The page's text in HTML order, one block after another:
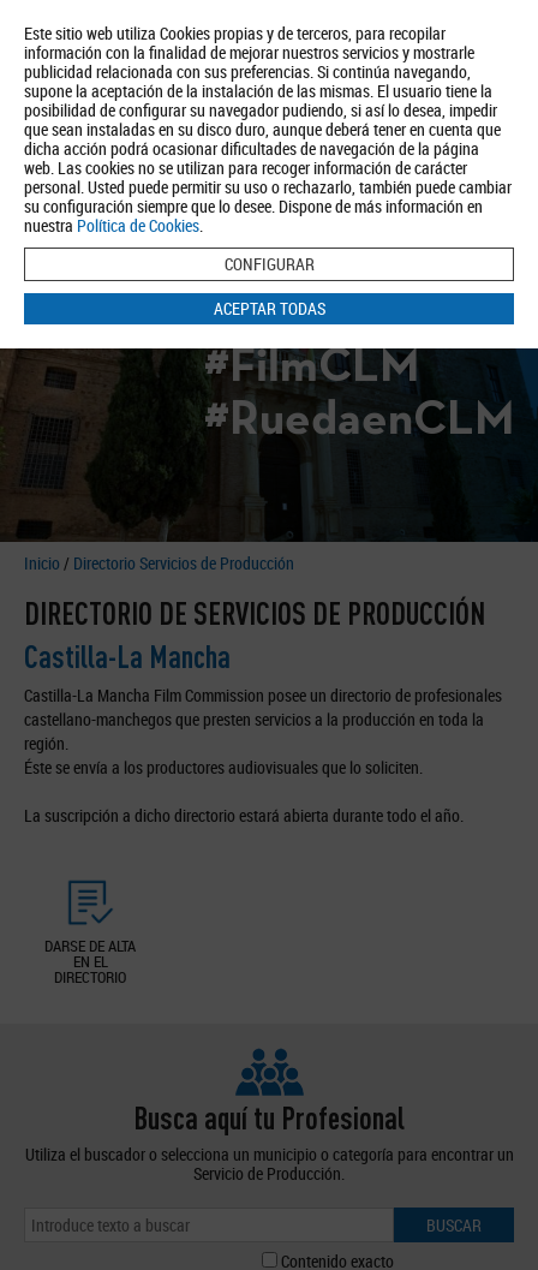
Este sitio web utiliza Cookies propias y de terceros, para recopilar
información con la finalidad de mejorar nuestros servicios y mostrarle
publicidad relacionada con sus preferencias. Si continúa navegando,
supone la aceptación de la instalación de las mismas. El usuario tiene la
posibilidad de configurar su navegador pudiendo, si así lo desea, impedir
que sean instaladas en su disco duro, aunque deberá tener en cuenta que
dicha acción podrá ocasionar dificultades de navegación de la página
web. Las cookies no se utilizan para recoger información de carácter
personal. Usted puede permitir su uso o rechazarlo, también puede cambiar
su configuración siempre que lo desee. Dispone de más información en
nuestra Política de Cookies.
CONFIGURAR
ACEPTAR TODAS
Quiénes somos Turismo Política de Privacidad Aviso Legal
Política de Cookies
BUSCAR
#FilmCLM
#RuedaenCLM
Inicio / Directorio Servicios de Producción
DIRECTORIO DE SERVICIOS DE PRODUCCIÓN
Castilla-La Mancha
Castilla-La Mancha Film Commission posee un directorio de profesionales
castellano-manchegos que presten servicios a la producción en toda la
región.
Éste se envía a los productores audiovisuales que lo soliciten.
La suscripción a dicho directorio estará abierta durante todo el año.
DARSE DE ALTA
EN EL
DIRECTORIO
Busca aquí tu Profesional
Utiliza el buscador o selecciona un municipio o categoría para encontrar un
Servicio de Producción.
BUSCAR
Contenido exacto